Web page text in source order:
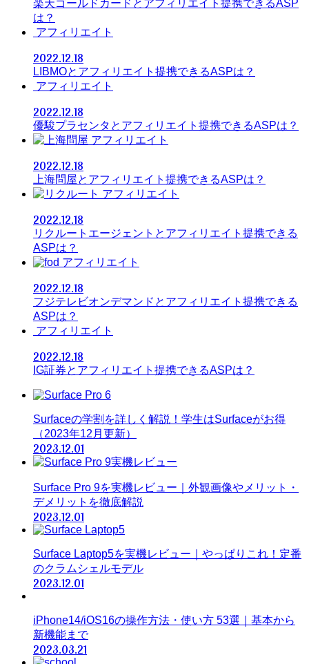
楽天ゴールドカードとアフィリエイト提携できるASP
は？
アフィリエイト
2022.12.18
LIBMOとアフィリエイト提携できるASPは？
アフィリエイト
2022.12.18
優駿プラセンタとアフィリエイト提携できるASPは？
アフィリエイト
2022.12.18
上海問屋とアフィリエイト提携できるASPは？
アフィリエイト
2022.12.18
リクルートエージェントとアフィリエイト提携できる
ASPは？
アフィリエイト
2022.12.18
フジテレビオンデマンドとアフィリエイト提携できる
ASPは？
アフィリエイト
2022.12.18
IG証券とアフィリエイト提携できるASPは？
Surfaceの学割を詳しく解説！学生はSurfaceがお得
（2023年12月更新）
2023.12.01
Surface Pro 9を実機レビュー｜外観画像やメリット・
デメリットを徹底解説
2023.12.01
Surface Laptop5を実機レビュー｜やっぱりこれ！定番
のクラムシェルモデル
2023.12.01
iPhone14/iOS16の操作方法・使い方 53選｜基本から
新機能まで
2023.03.21